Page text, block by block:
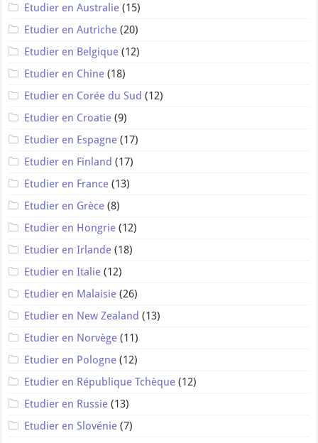
Etudier en Australie (15)
Etudier en Autriche (20)
Etudier en Belgique (12)
Etudier en Chine (18)
Etudier en Corée du Sud (12)
Etudier en Croatie (9)
Etudier en Espagne (17)
Etudier en Finland (17)
Etudier en France (13)
Etudier en Grèce (8)
Etudier en Hongrie (12)
Etudier en Irlande (18)
Etudier en Italie (12)
Etudier en Malaisie (26)
Etudier en New Zealand (13)
Etudier en Norvège (11)
Etudier en Pologne (12)
Etudier en République Tchèque (12)
Etudier en Russie (13)
Etudier en Slovénie (7)